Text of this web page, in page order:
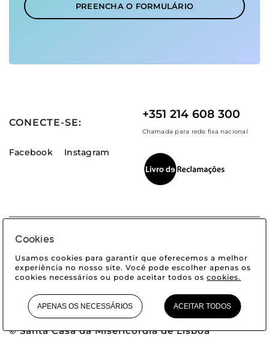
Cookies
Usamos cookies para garantir que oferecemos a melhor
experiência no nosso site. Você pode escolher apenas os
cookies necessários ou pode aceitar todos oscookies.
APENAS OS NECESSÁRIOS ACEITAR TODOS
PREENCHA O FORMULÁRIO
CONECTE-SE:
Facebook Instagram
+351 214 608 300
Chamada para rede fixa nacional
Acessibilidade Informação Legal Informação Útil
© Santa Casa da Misericórdia de Lisboa